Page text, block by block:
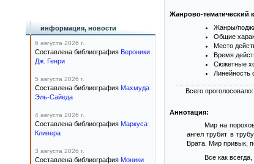
Жанрово-тематический
Жанры/
Общие
Место
Время
Сюжетные
Линейность
Всего проголосовало:
Аннотация:
Мир на
ангел трубит в
Врата. Мир привык,
Все как
информация, новости
6 августа 2026 г.
Составлена библиография Вероники
Дж. Генри
5 августа 2026 г.
Составлена библиография Махмуда
Эль-Сайеда
4 августа 2026 г.
Составлена библиография Маркуса
Кливера
3 августа 2026 г.
Составлена библиография Моники